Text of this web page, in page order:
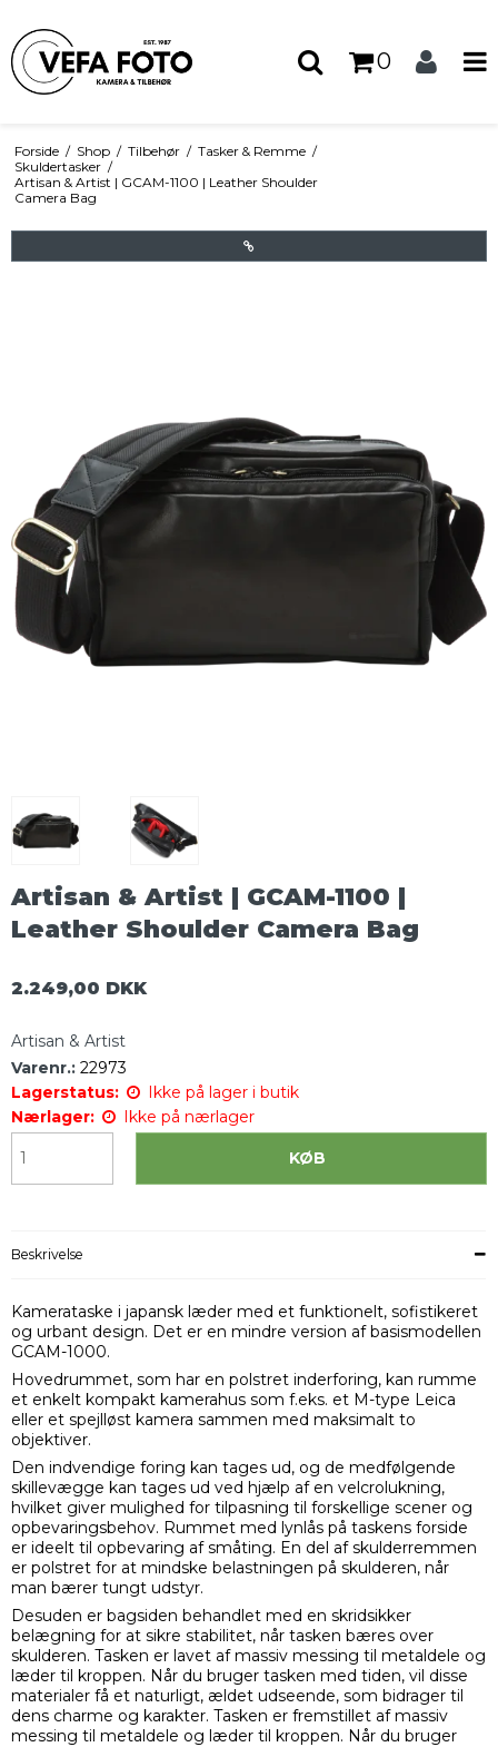
0
Forside / Shop / Tilbehør / Tasker & Remme /
Skuldertasker /
Artisan & Artist | GCAM-1100 | Leather Shoulder
Camera Bag
Artisan & Artist | GCAM-1100 |
Leather Shoulder Camera Bag
2.249,00 DKK
Artisan & Artist
Varenr.: 22973
Lagerstatus:
Ikke på lager i butik
Nærlager:
Ikke på nærlager
KØB
Beskrivelse
Kamerataske i japansk læder med et funktionelt, sofistikeret
og urbant design. Det er en mindre version af basismodellen
GCAM-1000.
Hovedrummet, som har en polstret inderforing, kan rumme
et enkelt kompakt kamerahus som f.eks. et M-type Leica
eller et spejlløst kamera sammen med maksimalt to
objektiver.
Den indvendige foring kan tages ud, og de medfølgende
skillevægge kan tages ud ved hjælp af en velcrolukning,
hvilket giver mulighed for tilpasning til forskellige scener og
opbevaringsbehov. Rummet med lynlås på taskens forside
er ideelt til opbevaring af småting. En del af skulderremmen
er polstret for at mindske belastningen på skulderen, når
man bærer tungt udstyr.
Desuden er bagsiden behandlet med en skridsikker
belægning for at sikre stabilitet, når tasken bæres over
skulderen. Tasken er lavet af massiv messing til metaldele og
læder til kroppen. Når du bruger tasken med tiden, vil disse
materialer få et naturligt, ældet udseende, som bidrager til
dens charme og karakter. Tasken er fremstillet af massiv
messing til metaldele og læder til kroppen. Når du bruger